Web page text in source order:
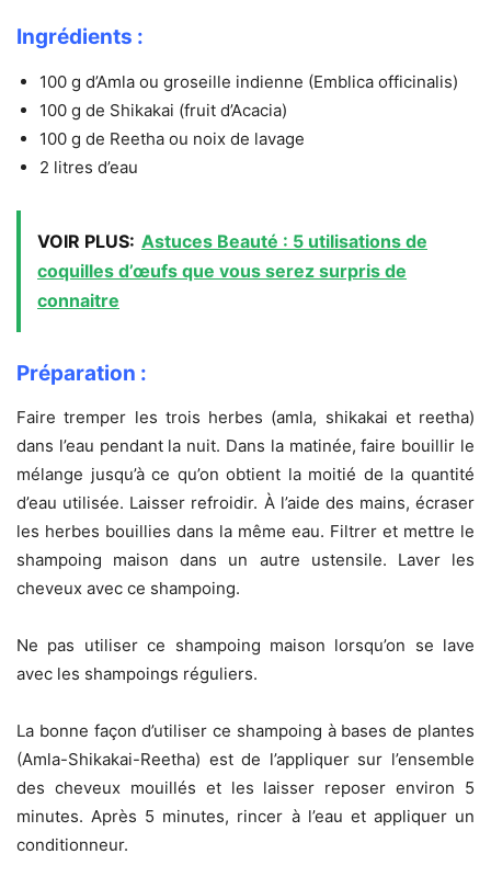
Ingrédients :
100 g d’Amla ou groseille indienne (Emblica officinalis)
100 g de Shikakai (fruit d’Acacia)
100 g de Reetha ou noix de lavage
2 litres d’eau
VOIR PLUS: Astuces Beauté : 5 utilisations de
coquilles d’œufs que vous serez surpris de
connaitre
Préparation :
Faire tremper les trois herbes (amla, shikakai et reetha)
dans l’eau pendant la nuit. Dans la matinée, faire bouillir le
mélange jusqu’à ce qu’on obtient la moitié de la quantité
d’eau utilisée. Laisser refroidir. À l’aide des mains, écraser
les herbes bouillies dans la même eau. Filtrer et mettre le
shampoing maison dans un autre ustensile. Laver les
cheveux avec ce shampoing.
Ne pas utiliser ce shampoing maison lorsqu’on se lave
avec les shampoings réguliers.
La bonne façon d’utiliser ce shampoing à bases de plantes
(Amla-Shikakai-Reetha) est de l’appliquer sur l’ensemble
des cheveux mouillés et les laisser reposer environ 5
minutes. Après 5 minutes, rincer à l’eau et appliquer un
conditionneur.